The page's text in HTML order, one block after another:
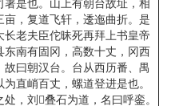
，复道飞轩，逶迤曲折。是
老夫臣佗昧死再拜上书皇帝
南有固冈，高数十丈，冈西
曰朝汉台。台从西历番、禺
直峭百丈，螺道登进是也。
，刘叠石为道，名曰呼銮。